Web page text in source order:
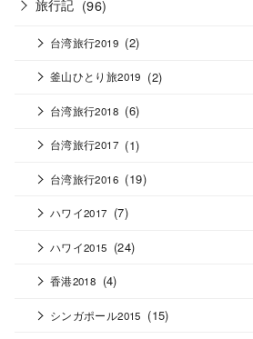
旅行記 (96)
台湾旅行2019 (2)
釜山ひとり旅2019 (2)
台湾旅行2018 (6)
台湾旅行2017 (1)
台湾旅行2016 (19)
ハワイ2017 (7)
ハワイ2015 (24)
香港2018 (4)
シンガポール2015 (15)